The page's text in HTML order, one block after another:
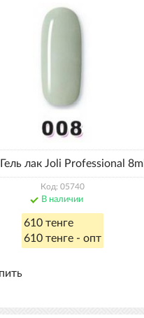
лак Joli Professional 8ml
Код: 05740
В наличии
610 тенге
610 тенге - опт